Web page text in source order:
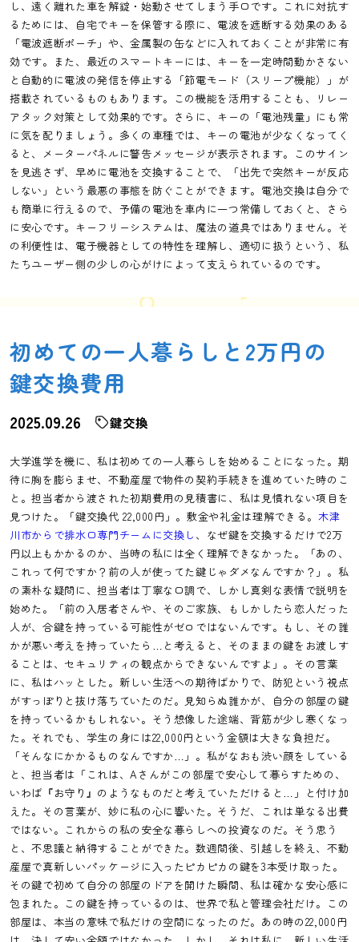
し、遠く離れた車を解錠・始動させてしまう手口です。これに対抗す
るためには、自宅でキーを保管する際に、電波を遮断する効果のある
「電波遮断ポーチ」や、金属製の缶などに入れておくことが非常に有
効です。また、最近のスマートキーには、キーを一定時間動かさない
と自動的に電波の発信を停止する「節電モード（スリープ機能）」が
搭載されているものもあります。この機能を活用することも、リレー
アタック対策として効果的です。さらに、キーの「電池残量」にも常
に気を配りましょう。多くの車種では、キーの電池が少なくなってく
ると、メーターパネルに警告メッセージが表示されます。このサイン
を見逃さず、早めに電池を交換することで、「出先で突然キーが反応
しない」という最悪の事態を防ぐことができます。電池交換は自分で
も簡単に行えるので、予備の電池を車内に一つ常備しておくと、さら
に安心です。キーフリーシステムは、魔法の道具ではありません。そ
の利便性は、電子機器としての特性を理解し、適切に扱うという、私
たちユーザー側の少しの心がけによって支えられているのです。
初めての一人暮らしと2万円の
鍵交換費用
2025.09.26 鍵交換
大学進学を機に、私は初めての一人暮らしを始めることになった。期
待に胸を膨らませ、不動産屋で物件の契約手続きを進めていた時のこ
と。担当者から渡された初期費用の見積書に、私は見慣れない項目を
見つけた。「鍵交換代 22,000円」。敷金や礼金は理解できる。木津
川市からで排水口専門チームに交換し 、なぜ鍵を交換するだけで2万
円以上もかかるのか、当時の私には全く理解できなかった。「あの、
これって何ですか？前の人が使ってた鍵じゃダメなんですか？」。私
の素朴な疑問に、担当者は丁寧な口調で、しかし真剣な表情で説明を
始めた。「前の入居者さんや、そのご家族、もしかしたら恋人だった
人が、合鍵を持っている可能性がゼロではないんです。もし、その誰
かが悪い考えを持っていたら…と考えると、そのままの鍵をお渡しす
ることは、セキュリティの観点からできないんですよ」。その言葉
に、私はハッとした。新しい生活への期待ばかりで、防犯という視点
がすっぽりと抜け落ちていたのだ。見知らぬ誰かが、自分の部屋の鍵
を持っているかもしれない。そう想像した途端、背筋が少し寒くなっ
た。それでも、学生の身には22,000円という金額は大きな負担だ。
「そんなにかかるものなんですか…」。私がなおも渋い顔をしている
と、担当者は「これは、Aさんがこの部屋で安心して暮らすための、
いわば『お守り』のようなものだと考えていただけると…」と付け加
えた。その言葉が、妙に私の心に響いた。そうだ、これは単なる出費
ではない。これからの私の安全な暮らしへの投資なのだ。そう思う
と、不思議と納得することができた。数週間後、引越しを終え、不動
産屋で真新しいパッケージに入ったピカピカの鍵を3本受け取った。
その鍵で初めて自分の部屋のドアを開けた瞬間、私は確かな安心感に
包まれた。この鍵を持っているのは、世界で私と管理会社だけ。この
部屋は、本当の意味で私だけの空間になったのだ。あの時の22,000円